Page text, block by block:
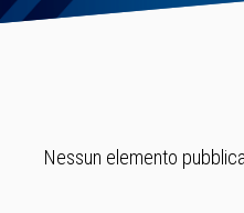
Nessun elemento